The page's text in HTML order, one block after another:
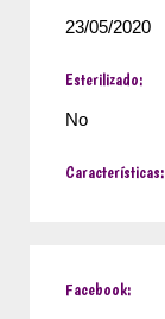
23/05/2020
Esterilizado:
No
Características:
Facebook: